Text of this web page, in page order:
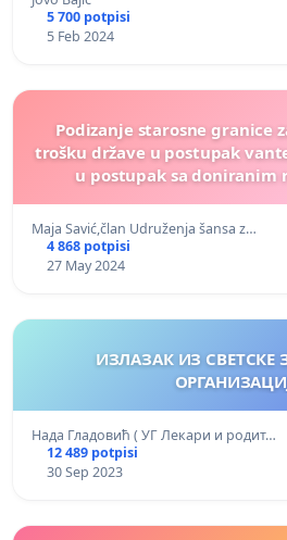
5 700 potpisi
5 Feb 2024
Podizanje starosne granice
trošku države u postupak
u postupak sa
Maja Savić,član Udruženja šansa z…
4 868 potpisi
27 May 2024
ИЗЛАЗАК ИЗ СВЕТСКЕ
Нада Гладовић ( УГ Лекари и родит…
12 489 potpisi
30 Sep 2023